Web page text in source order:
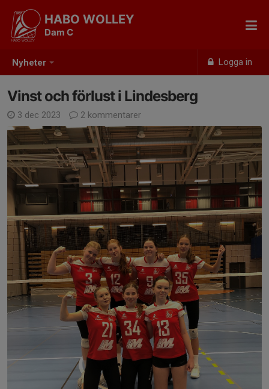
Nyheter Logga in
HABO WOLLEY
Dam C
Vinst och förlust i Lindesberg
3 dec 2023 2 kommentarer